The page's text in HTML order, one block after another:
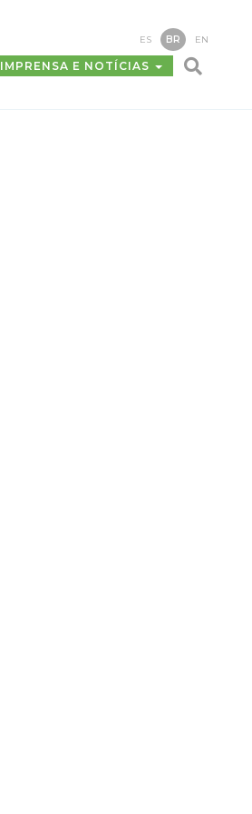
ES BR EN
IMPRENSA E NOTÍCIAS